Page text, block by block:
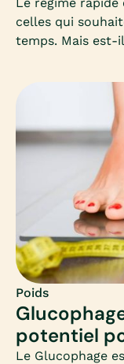
celles qui
temps. Mais
appliquer un
sans mettre
Poids
potentiel
Le Glucophage